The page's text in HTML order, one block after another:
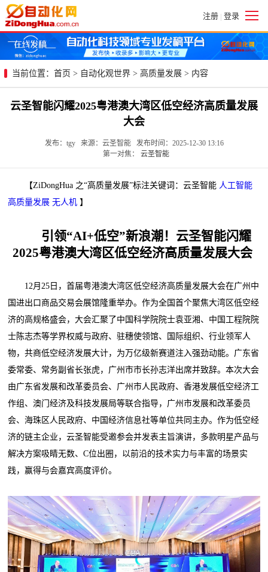
注册 | 登录
当前位置： 首页 > 自动化观世界 > 高质量发展 > 内容
云圣智能闪耀2025粤港澳大湾区低空经济高质量发展
大会
发布：tgy 来源：云圣智能 发布时间：2025-12-30 13:16
第一对焦： 云圣智能
【ZiDongHua 之“高质量发展”标注关键词：云圣智能 人工智能
高质量发展 无人机 】
引领“AI+低空”新浪潮！云圣智能闪耀
2025粤港澳大湾区低空经济高质量发展大会
12月25日，首届粤港澳大湾区低空经济高质量发展大会在广州中
国进出口商品交易会展馆隆重举办。作为全国首个聚焦大湾区低空经
济的高规格盛会，大会汇聚了中国科学院院士袁亚湘、中国工程院院
士陈志杰等学界权威与政府、驻穗使领馆、国际组织、行业领军人
物，共商低空经济发展大计，为万亿级新赛道注入强劲动能。广东省
委常委、常务副省长张虎，广州市市长孙志洋出席并致辞。本次大会
由广东省发展和改革委员会、广州市人民政府、香港发展低空经济工
作组、澳门经济及科技发展局等联合指导，广州市发展和改革委员
会、海珠区人民政府、中国经济信息社等单位共同主办。作为低空经
济的链主企业，云圣智能受邀参会并发表主旨演讲，多款明星产品与
解决方案吸睛无数、C位出圈，以前沿的技术实力与丰富的场景实
践，赢得与会嘉宾高度评价。